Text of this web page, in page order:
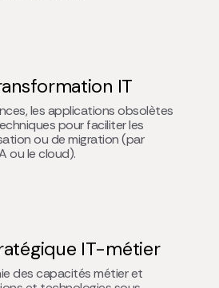
IT
les applications obsolètes
pour faciliter les
ou de migration (par
ou le cloud).
IT-métier
des capacités métier et